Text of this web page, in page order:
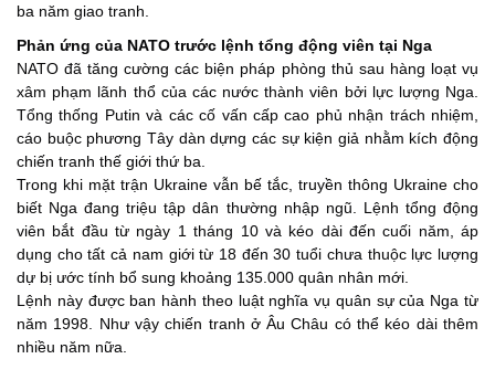
ba năm giao tranh.
Phản ứng của NATO trước lệnh tổng động viên tại Nga
NATO đã tăng cường các biện pháp phòng thủ sau hàng loạt vụ
xâm phạm lãnh thổ của các nước thành viên bởi lực lượng Nga.
Tổng thống Putin và các cố vấn cấp cao phủ nhận trách nhiệm,
cáo buộc phương Tây dàn dựng các sự kiện giả nhằm kích động
chiến tranh thế giới thứ ba.
Trong khi mặt trận Ukraine vẫn bế tắc, truyền thông Ukraine cho
biết Nga đang triệu tập dân thường nhập ngũ. Lệnh tổng động
viên bắt đầu từ ngày 1 tháng 10 và kéo dài đến cuối năm, áp
dụng cho tất cả nam giới từ 18 đến 30 tuổi chưa thuộc lực lượng
dự bị ước tính bổ sung khoảng 135.000 quân nhân mới.
Lệnh này được ban hành theo luật nghĩa vụ quân sự của Nga từ
năm 1998. Như vậy chiến tranh ở Âu Châu có thể kéo dài thêm
nhiều năm nữa.